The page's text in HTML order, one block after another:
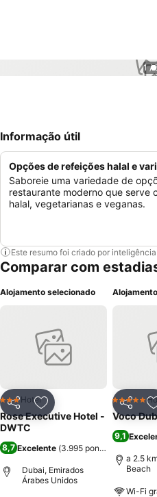
1 /
Informação útil
Opções de refeições halal e
Saboreie uma variedade de
restaurante moderno que serve
halal, vegetarianas e veganas.
Este resumo foi criado por
Comparar com
Alojamento selecionado
PartilharAdicionar aos
3 Estrelas
Hotel
Rose Executive Hotel -
DWTC
8,7 Excelente (3.995 pontuações
Dubai, Emirados
Árabes Unidos
Partilhar
5 Estrelas
Voco
9,1
a 2.5
Beach
Wi-Fi